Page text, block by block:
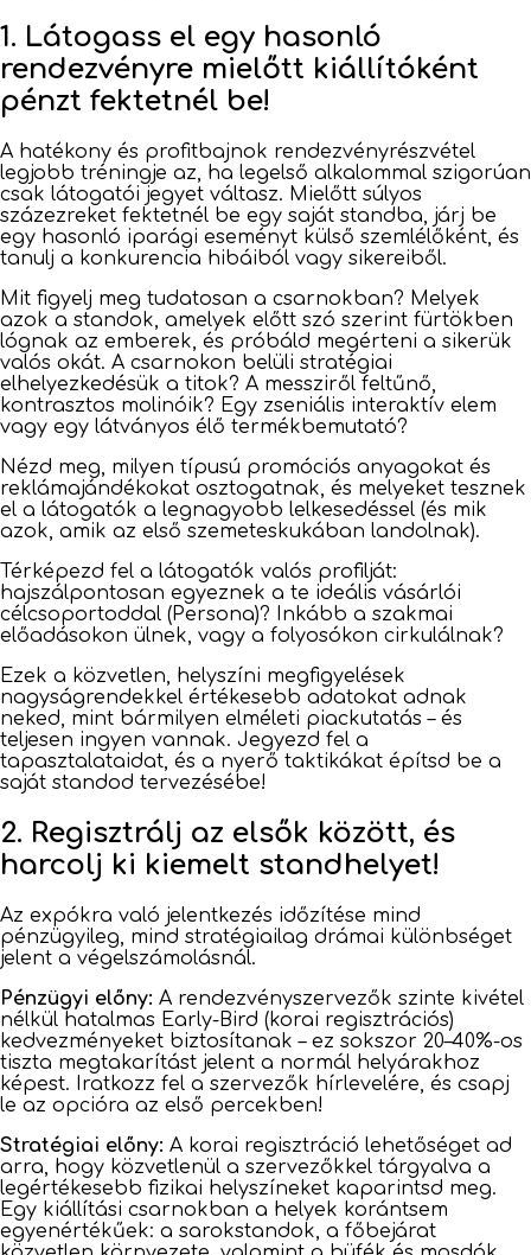
1. Látogass el egy hasonló
rendezvényre mielőtt kiállítóként
pénzt fektetnél be!
A hatékony és profitbajnok rendezvényrészvétel
legjobb tréningje az, ha legelső alkalommal szigorúan
csak látogatói jegyet váltasz. Mielőtt súlyos
százezreket fektetnél be egy saját standba, járj be
egy hasonló iparági eseményt külső szemlélőként, és
tanulj a konkurencia hibáiból vagy sikereiből.
Mit figyelj meg tudatosan a csarnokban? Melyek
azok a standok, amelyek előtt szó szerint fürtökben
lógnak az emberek, és próbáld megérteni a sikerük
valós okát. A csarnokon belüli stratégiai
elhelyezkedésük a titok? A messziről feltűnő,
kontrasztos molinóik? Egy zseniális interaktív elem
vagy egy látványos élő termékbemutató?
Nézd meg, milyen típusú promóciós anyagokat és
reklámajándékokat osztogatnak, és melyeket tesznek
el a látogatók a legnagyobb lelkesedéssel (és mik
azok, amik az első szemeteskukában landolnak).
Térképezd fel a látogatók valós profilját:
hajszálpontosan egyeznek a te ideális vásárlói
célcsoportoddal (Persona)? Inkább a szakmai
előadásokon ülnek, vagy a folyosókon cirkulálnak?
Ezek a közvetlen, helyszíni megfigyelések
nagyságrendekkel értékesebb adatokat adnak
neked, mint bármilyen elméleti piackutatás – és
teljesen ingyen vannak. Jegyezd fel a
tapasztalataidat, és a nyerő taktikákat építsd be a
saját standod tervezésébe!
2. Regisztrálj az elsők között, és
harcolj ki kiemelt standhelyet!
Az expókra való jelentkezés időzítése mind
pénzügyileg, mind stratégiailag drámai különbséget
jelent a végelszámolásnál.
Pénzügyi előny: A rendezvényszervezők szinte kivétel
nélkül hatalmas Early-Bird (korai regisztrációs)
kedvezményeket biztosítanak – ez sokszor 20–40%-os
tiszta megtakarítást jelent a normál helyárakhoz
képest. Iratkozz fel a szervezők hírlevelére, és csapj
le az opcióra az első percekben!
Stratégiai előny: A korai regisztráció lehetőséget ad
arra, hogy közvetlenül a szervezőkkel tárgyalva a
legértékesebb fizikai helyszíneket kaparintsd meg.
Egy kiállítási csarnokban a helyek korántsem
egyenértékűek: a sarokstandok, a főbejárat